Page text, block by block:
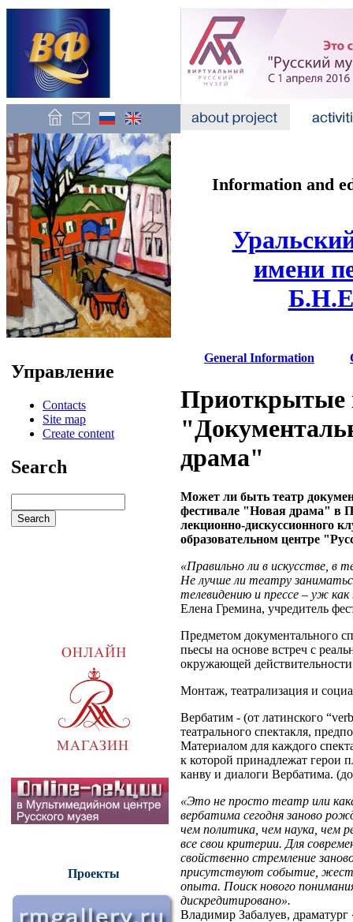
Управление
Contacts
Site map
Create content
Search
Проекты
Information and
имени
General Information
Приоткрытые
драма"
Может ли быть театр
фестивале "Новая драма" в
лекционно-дискуссионного
образовательном центре
«Правильно ли в искусстве, в
Не лучше ли театру
телевидению и прессе – уж
Елена Гремина, учредитель
Предметом документального
пьесы на основе встреч с
окружающей
Монтаж, театрализация и
Вербатим - (от латинского
театрального спектакля,
Материалом для каждого
к которой принадлежат герои
канву и диалоги Вербатима.
«Это не просто театр или
вербатима сегодня заново
чем политика, чем наука, чем
все свои критерии. Для
свойственно стремление
присутствуют событие, жест,
опыта. Поиск нового
дискредитировано».
Владимир Забалуев,